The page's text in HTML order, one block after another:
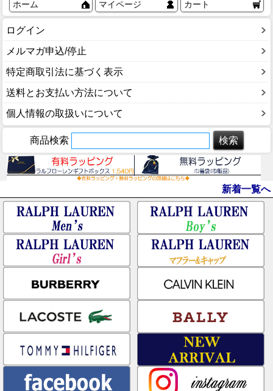
ホーム マイページ カート
ログイン
メルマガ申込/停止
特定商取引法に基づく表示
送料とお支払い方法について
個人情報の取扱いについて
商品検索
新着一覧へ